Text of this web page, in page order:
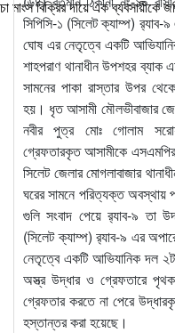
মাংস বিক্রির দায়ে এক ব্যবসায়ীকে
সিপিসি-১ (সিলেট ক্যাম্প)
ঘোষ এর নেতৃত্বে একটি
শাহপরাণ থানাধীন উপশহর
সামনের পাকা রাস্তার উপর
হয়। ধৃত আসামী মৌলভীবাজার
নবীর পুত্র মোঃ গোলাম
গ্রেফতারকৃত আসামীকে
সিলেট জেলার মোগলাবাজার
ঘরের সামনে পরিত্যক্ত অবস্থায়
গুলি সংবাদ পেয়ে র‌্যাব-৯ তা
(সিলেট ক্যাম্প) র‌্যাব-৯ এর
নেতৃত্বে একটি আভিযানিক দল
অস্ত্র উদ্ধার ও গ্রেফতারে
গ্রেফতার করতে না পেরে
হস্তান্তর করা হয়েছে।